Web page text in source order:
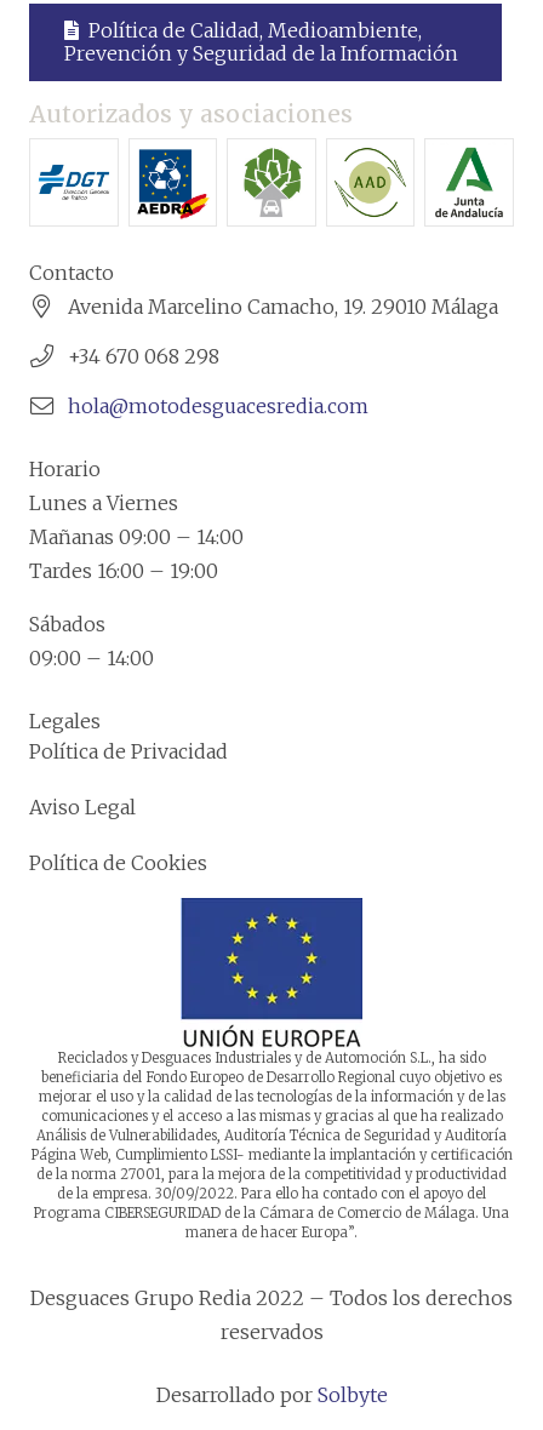
Política de Calidad, Medioambiente,
Prevención y Seguridad de la Información
Autorizados y asociaciones
Contacto
Avenida Marcelino Camacho, 19. 29010 Málaga
+34 670 068 298
hola@motodesguacesredia.com
Horario
Lunes a Viernes
Mañanas 09:00 – 14:00
Tardes 16:00 – 19:00
Sábados
09:00 – 14:00
Legales
Política de Privacidad
Aviso Legal
Política de Cookies
Reciclados y Desguaces Industriales y de Automoción S.L., ha sido
beneficiaria del Fondo Europeo de Desarrollo Regional cuyo objetivo es
mejorar el uso y la calidad de las tecnologías de la información y de las
comunicaciones y el acceso a las mismas y gracias al que ha realizado
Análisis de Vulnerabilidades, Auditoría Técnica de Seguridad y Auditoría
Página Web, Cumplimiento LSSI- mediante la implantación y certificación
de la norma 27001, para la mejora de la competitividad y productividad
de la empresa. 30/09/2022. Para ello ha contado con el apoyo del
Programa CIBERSEGURIDAD de la Cámara de Comercio de Málaga. Una
manera de hacer Europa”.
Desguaces Grupo Redia 2022 – Todos los derechos
reservados
Desarrollado por Solbyte